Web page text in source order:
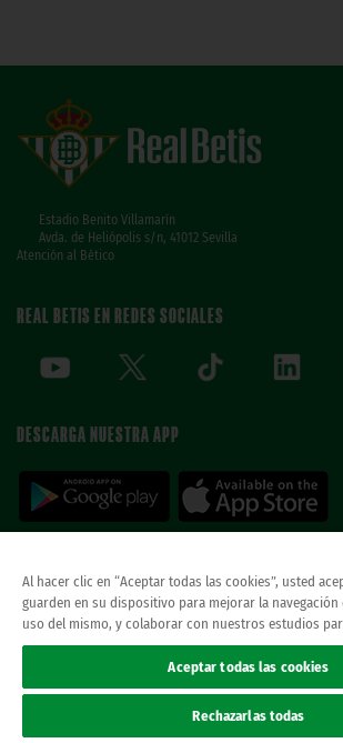
Estadio Benito Villamarín
Avda. de Heliópolis s/n, 41012 Sevilla
Atención al Bético
REAL BETIS EN REDES SOCIALES
DESCARGA NUESTRA APP
© REAL BETIS BALOMPIE.esta página web es la única
todos los derechos reservados.
Al hacer clic en “Aceptar todas las cookies”, usted
guarden en su dispositivo para mejorar la navegación
uso del mismo, y colaborar con nuestros estudios
Aceptar todas las cookies
Rechazarlas todas